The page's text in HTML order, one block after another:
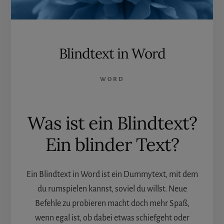
Blindtext in Word
WORD
Was ist ein Blindtext?
Ein blinder Text?
Ein Blindtext in Word ist ein Dummytext, mit dem
du rumspielen kannst, soviel du willst. Neue
Befehle zu probieren macht doch mehr Spaß,
wenn egal ist, ob dabei etwas schiefgeht oder